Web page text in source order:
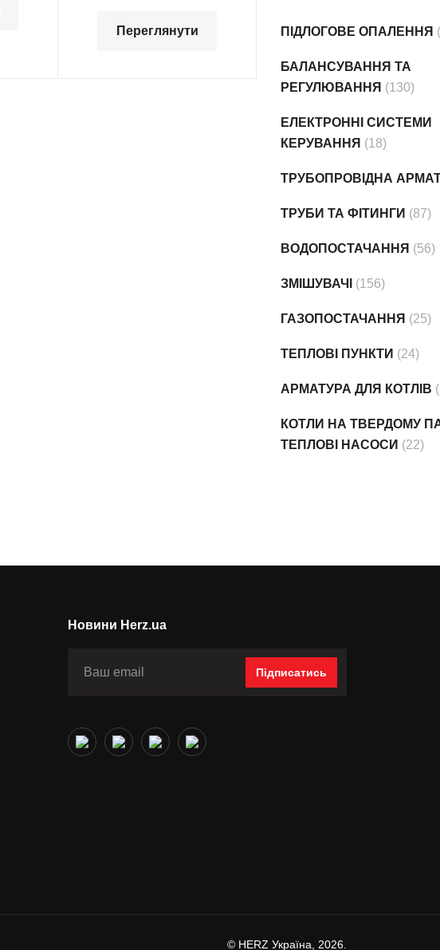
Переглянути ПІДЛОГОВЕ ОПАЛЕННЯ
БАЛАНСУВАННЯ ТА
РЕГУЛЮВАННЯ (130)
ЕЛЕКТРОННІ СИСТЕМИ
КЕРУВАННЯ (18)
ТРУБОПРОВІДНА
ТРУБИ ТА ФІТИНГИ (87)
ВОДОПОСТАЧАННЯ (56)
ЗМІШУВАЧІ (156)
ГАЗОПОСТАЧАННЯ (25)
ТЕПЛОВІ ПУНКТИ (24)
АРМАТУРА ДЛЯ КОТЛІВ
КОТЛИ НА ТВЕРДОМУ
ТЕПЛОВІ НАСОСИ (22)
Новини Herz.ua
Підписатись
© HERZ Україна, 2026.